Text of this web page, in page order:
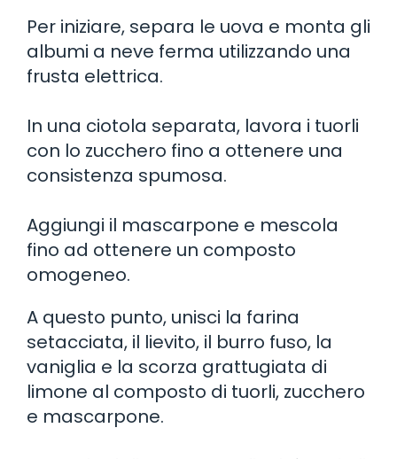
Per iniziare, separa le uova e monta gli
albumi a neve ferma utilizzando una
frusta elettrica.
In una ciotola separata, lavora i tuorli
con lo zucchero fino a ottenere una
consistenza spumosa.
Aggiungi il mascarpone e mescola
fino ad ottenere un composto
omogeneo.
A questo punto, unisci la farina
setacciata, il lievito, il burro fuso, la
vaniglia e la scorza grattugiata di
limone al composto di tuorli, zucchero
e mascarpone.